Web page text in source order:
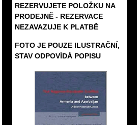
REZERVUJETE POLOŽKU NA
PRODEJNĚ - REZERVACE
NEZAVAZUJE K PLATBĚ
FOTO JE POUZE ILUSTRAČNÍ,
STAV ODPOVÍDÁ POPISU